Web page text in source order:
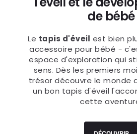
Tapis d'éveil :
l'éveil et le
de bébé
Letapis d'éveilest bien
accessoire pour bébé -
espace d'exploration qui
sens. Dès les premiers
trésor découvre le monde
cette